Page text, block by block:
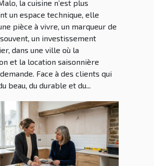
la cuisine n’est plus
un espace technique, elle
pièce à vivre, un marqueur de
un investissement
dans une ville où la
et la location saisonnière
Face à des clients qui
beau, du durable et du...